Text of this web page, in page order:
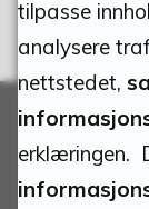
tilpasse
analysere
nettstedet,
erklæringen.